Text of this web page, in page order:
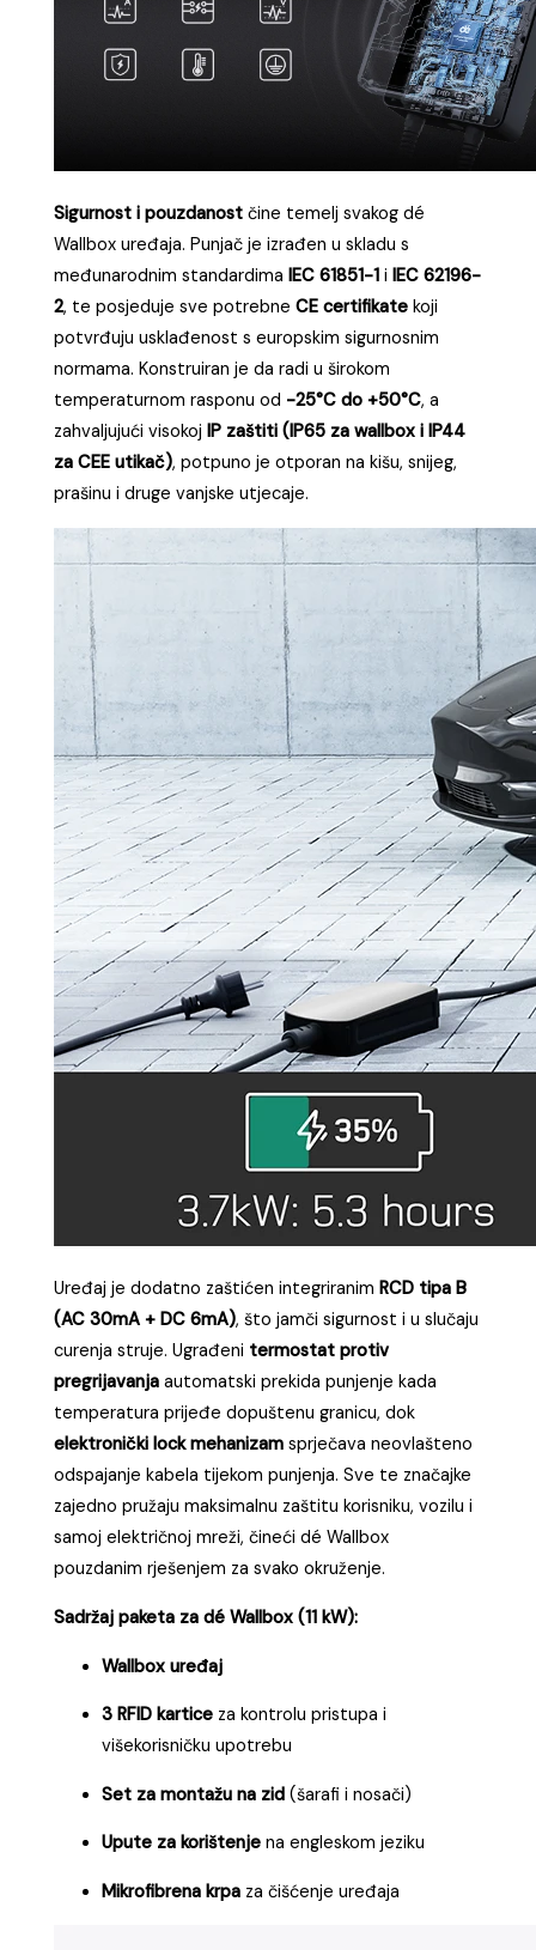
Uređaj je dodatno zaštićen integriranim
RCD tipa B
(AC 30mA + DC 6mA)
, što jamči sigurnost i u slučaju
curenja struje. Ugrađeni
termostat protiv
pregrijavanjaautomatski prekida punjenje kada
temperatura prijeđe dopuštenu granicu, dok
elektronički lock mehanizamsprječava neovlašteno
odspajanje kabela tijekom punjenja. Sve te značajke
zajedno pružaju maksimalnu zaštitu korisniku, vozilu i
samoj električnoj mreži, čineći dé Wallbox
pouzdanim rješenjem za svako okruženje.
Sadržaj paketa za dé Wallbox (11 kW):
Wallbox uređaj
za kontrolu pristupa i
Set za montažu na zid(šarafi i nosači)
Upute za korištenjena engleskom jeziku
Mikrofibrena krpaza čišćenje uređaja